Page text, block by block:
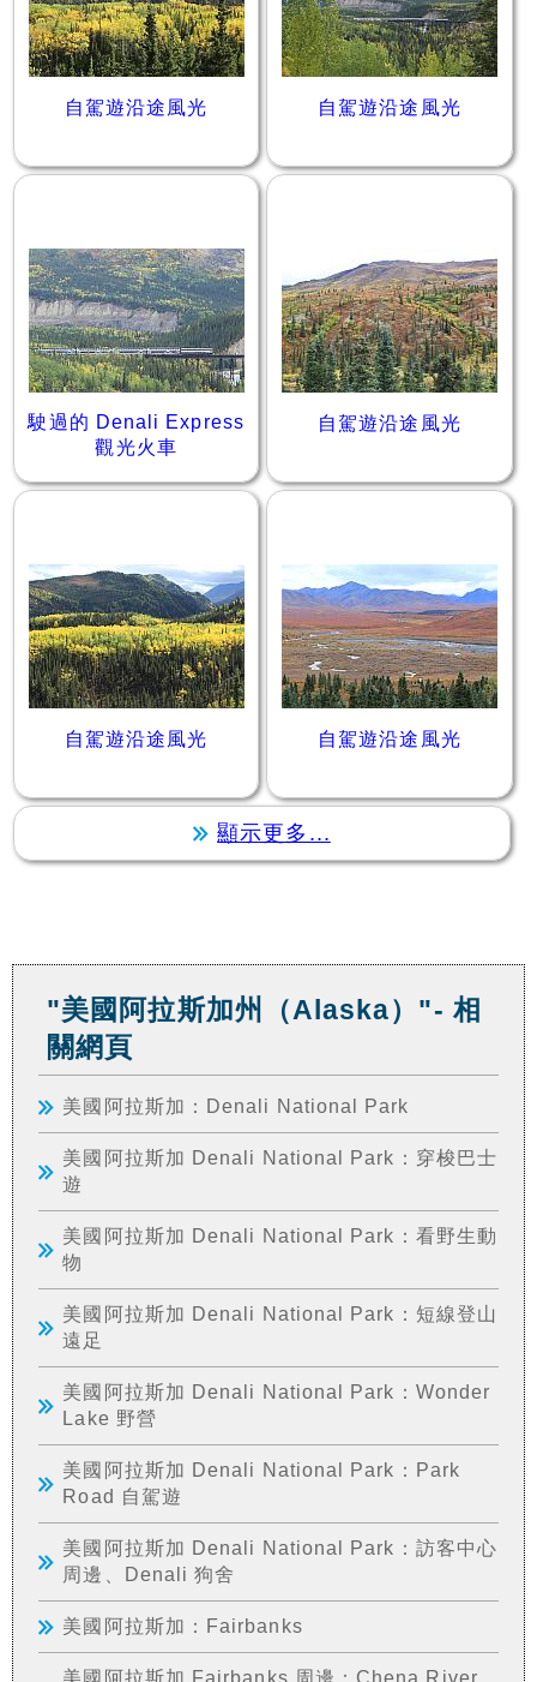
自駕遊沿途風光 自駕遊沿途風光
駛過的 Denali Express
觀光火車
自駕遊沿途風光
自駕遊沿途風光 自駕遊沿途風光
顯示更多...
"美國阿拉斯加州（Alaska）"- 相
關網頁
美國阿拉斯加：Denali National Park
美國阿拉斯加 Denali National Park：穿梭巴士
遊
美國阿拉斯加 Denali National Park：看野生動
物
美國阿拉斯加 Denali National Park：短線登山
遠足
美國阿拉斯加 Denali National Park：Wonder
Lake 野營
美國阿拉斯加 Denali National Park：Park
Road 自駕遊
美國阿拉斯加 Denali National Park：訪客中心
周邊、Denali 狗舍
美國阿拉斯加：Fairbanks
美國阿拉斯加 Fairbanks 周邊：Chena River